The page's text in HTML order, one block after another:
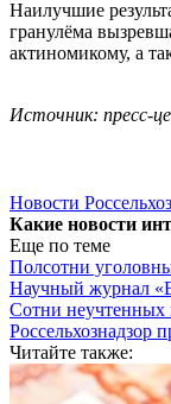
Наилучшие
гранулёма
актиномикому, а
Источник: пресс-
Новости
Какие новости
Еще по теме
Полсотни
Научный журнал
Сотни неучтенных
Россельхознадзор
Читайте также: